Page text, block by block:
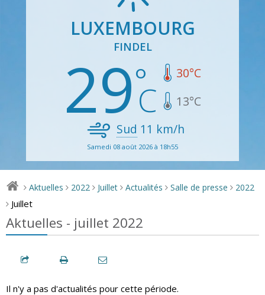
LUXEMBOURG
FINDEL
29 30°C
13°C
Sud 11 km/h
Samedi 08 août 2026 à 18h55
> Aktuelles > 2022 > Juillet > Actualités > Salle de presse > 2022
> Juillet
Aktuelles - juillet 2022
Il n'y a pas d'actualités pour cette période.